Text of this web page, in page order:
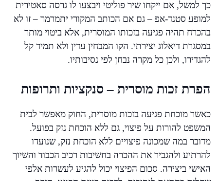
כך למשל, אם ייקחו שיר פוליטי ויבצעו לו גרסה סאטירית
למופע סטנד-אפ – גם אם הכותב המקורי יתמרמר – זו לא
בהכרח תהיה פגיעה בזכותו המוסרית, אלא ביטוי מותר
במסגרת דיאלוג יצירתי. הקו המבחין עדין ולא תמיד קל
להגדירו, ולכן כל מקרה נבחן לפי נסיבותיו.
הפרת זכות מוסרית – סנקציות ותרופות
כאשר מוכחת פגיעה בזכות מוסרית, החוק מאפשר לבית
המשפט להורות על פיצוי, גם ללא הוכחת נזק בפועל.
מדובר במה שמכונה פיצויים ללא הוכחת נזק, שנועדו
להרתיע ולהגביר את ההכרה בחשיבות רכיב הכבוד והשיוך
האישי ביצירה. סכום הפיצוי יכול להגיע לעשרות אלפי